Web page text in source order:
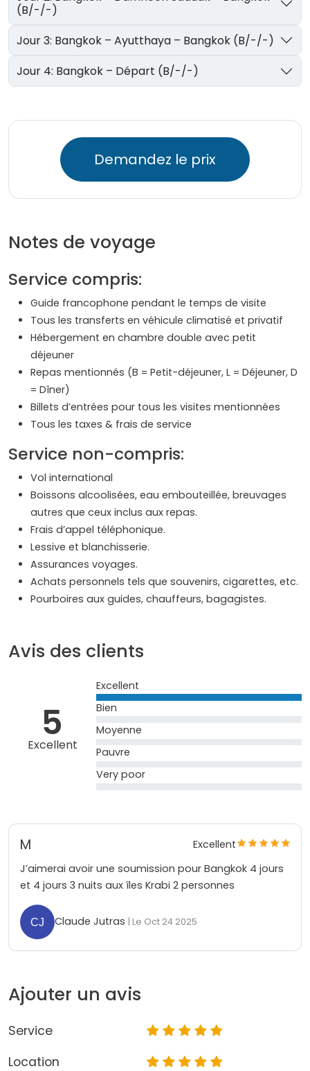
(B/-/-)
Jour 3: Bangkok – Ayutthaya – Bangkok (B/-/-)
Jour 4: Bangkok – Départ (B/-/-)
Demandez le prix
Notes de voyage
Service compris:
Guide francophone pendant le temps de visite
Tous les transferts en véhicule climatisé et privatif
Hébergement en chambre double avec petit
déjeuner
Repas mentionnés (B = Petit-déjeuner, L = Déjeuner, D
= Dîner)
Billets d’entrées pour tous les visites mentionnées
Tous les taxes & frais de service
Service non-compris:
Vol international
Boissons alcoolisées, eau embouteillée, breuvages
autres que ceux inclus aux repas.
Frais d’appel téléphonique.
Lessive et blanchisserie.
Assurances voyages.
Achats personnels tels que souvenirs, cigarettes, etc.
Pourboires aux guides, chauffeurs, bagagistes.
Avis des clients
5
Excellent
Excellent
Bien
Moyenne
Pauvre
Very poor
M
Excellent
J’aimerai avoir une soumission pour Bangkok 4 jours
et 4 jours 3 nuits aux îles Krabi 2 personnes
Claude Jutras | Le Oct 24 2025
Ajouter un avis
Service
Location